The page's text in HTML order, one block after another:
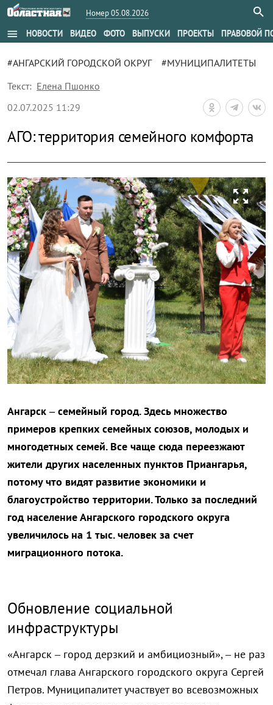
Номер 05.08.2026
menu НОВОСТИ ВИДЕО ФОТО ВЫПУСКИ ПРОЕКТЫ ПРАВОВОЙ
#АНГАРСКИЙ ГОРОДСКОЙ ОКРУГ
#МУНИЦИПАЛИТЕТЫ
Текст: Елена Пшонко
02.07.2025 11:29
АГО: территория семейного комфорта
zoom_out_map
Ангарск – семейный город. Здесь множество
примеров крепких семейных союзов, молодых и
многодетных семей. Все чаще сюда переезжают
жители других населенных пунктов Приангарья,
потому что видят развитие экономики и
благоустройство территории. Только за последний
год население Ангарского городского округа
увеличилось на 1 тыс. человек за счет
миграционного потока.
Обновление социальной
инфраструктуры
«Ангарск – город дерзкий и амбициозный», – не раз
отмечал глава Ангарского городского округа Сергей
Петров. Муниципалитет участвует во всевозможных